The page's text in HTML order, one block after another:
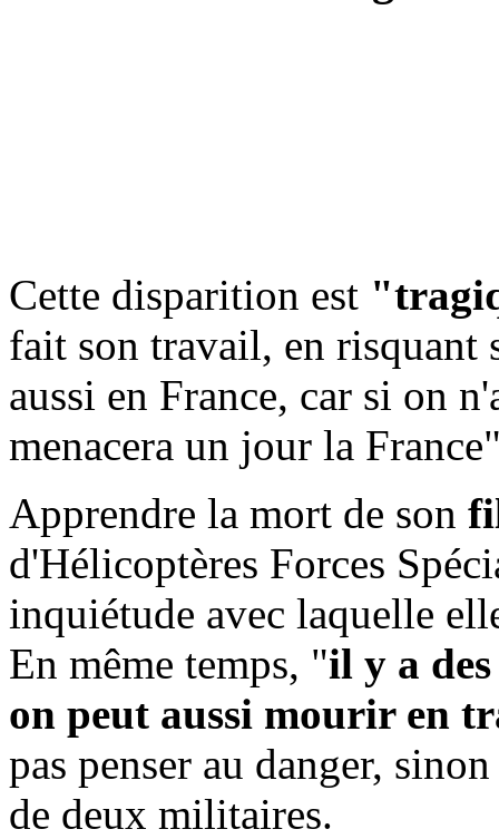
Cette disparition est
fait son travail, en
aussi en France, car si on
menacera un jour la
Apprendre la mort de son
d'Hélicoptères Forces
inquiétude avec laquelle
En même temps, "il y a
on peut aussi mourir en
pas penser au danger,
de deux militaires.